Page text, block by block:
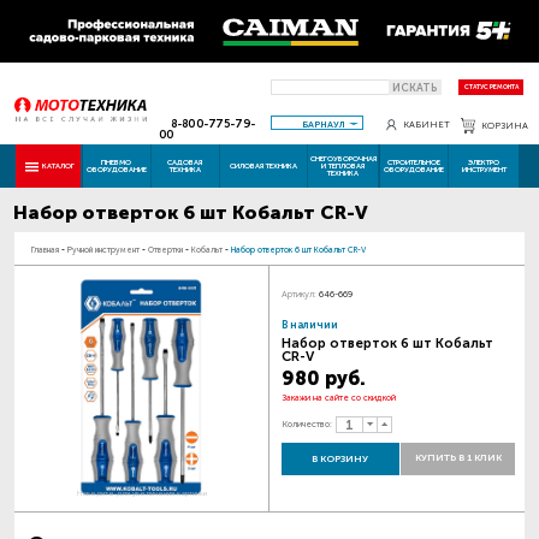
ИСКАТЬ СТАТУС РЕМОНТА
8-800-775-79-
00
БАРНАУЛ КАБИНЕТ КОРЗИНА
КАТАЛОГ ПНЕВМО
ОБОРУДОВАНИЕ
САДОВАЯ
ТЕХНИКА СИЛОВАЯ ТЕХНИКА
СНЕГОУБОРОЧНАЯ
И ТЕПЛОВАЯ
ТЕХНИКА
СТРОИТЕЛЬНОЕ
ОБОРУДОВАНИЕ
ЭЛЕКТРО
ИНСТРУМЕНТ
Набор отверток 6 шт Кобальт CR-V
Главная - Ручной инструмент - Отвертки - Кобальт - Набор отверток 6 шт Кобальт CR-V
Наведите для увеличения картинки
Артикул: 646-669
В наличии
Набор отверток 6 шт Кобальт
CR-V
980 руб.
Закажи на сайте со скидкой
Количество:
В КОРЗИНУ КУПИТЬ В 1 КЛИК